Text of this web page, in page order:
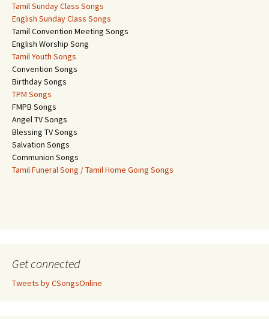
Tamil Sunday Class Songs
English Sunday Class Songs
Tamil Convention Meeting Songs
English Worship Song
Tamil Youth Songs
Convention Songs
Birthday Songs
TPM Songs
FMPB Songs
Angel TV Songs
Blessing TV Songs
Salvation Songs
Communion Songs
Tamil Funeral Song / Tamil Home Going Songs
Get connected
Tweets by CSongsOnline